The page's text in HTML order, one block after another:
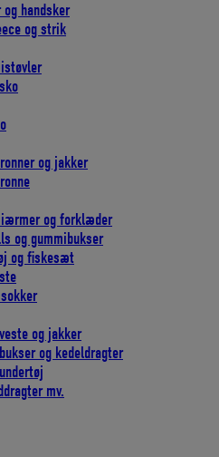
og handsker
og strik
og jakker
og forklæder
og gummibukser
og fiskesæt
og jakker
og kedeldragter
mv.